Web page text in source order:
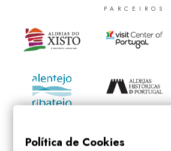
PARCEIROS
Política de Cookies